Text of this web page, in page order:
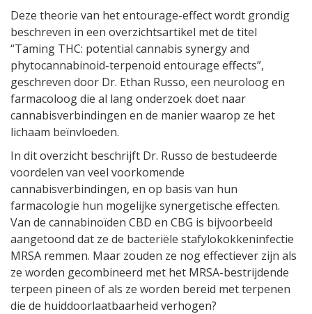
Deze theorie van het entourage-effect wordt grondig
beschreven in een overzichtsartikel met de titel
“Taming THC: potential cannabis synergy and
phytocannabinoid-terpenoid entourage effects”,
geschreven door Dr. Ethan Russo, een neuroloog en
farmacoloog die al lang onderzoek doet naar
cannabisverbindingen en de manier waarop ze het
lichaam beïnvloeden.
In dit overzicht beschrijft Dr. Russo de bestudeerde
voordelen van veel voorkomende
cannabisverbindingen, en op basis van hun
farmacologie hun mogelijke synergetische effecten.
Van de cannabinoïden CBD en CBG is bijvoorbeeld
aangetoond dat ze de bacteriële stafylokokkeninfectie
MRSA remmen. Maar zouden ze nog effectiever zijn als
ze worden gecombineerd met het MRSA-bestrijdende
terpeen pineen of als ze worden bereid met terpenen
die de huiddoorlaatbaarheid verhogen?